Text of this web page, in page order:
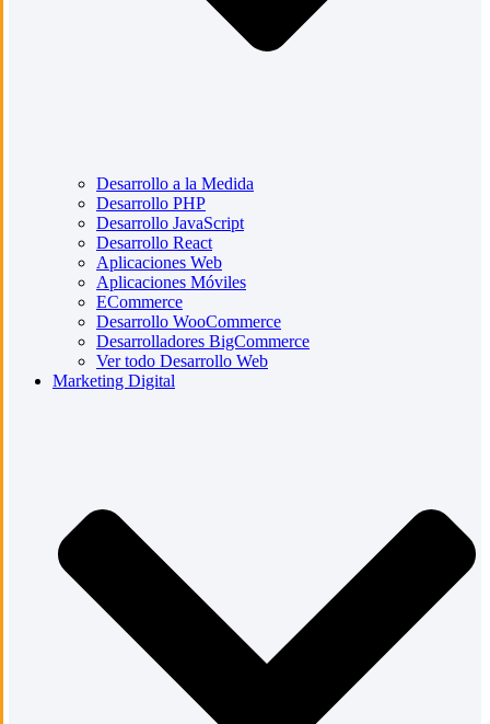
Desarrollo a la Medida
Desarrollo PHP
Desarrollo JavaScript
Desarrollo React
Aplicaciones Web
Aplicaciones Móviles
ECommerce
Desarrollo WooCommerce
Desarrolladores BigCommerce
Ver todo Desarrollo Web
Marketing Digital